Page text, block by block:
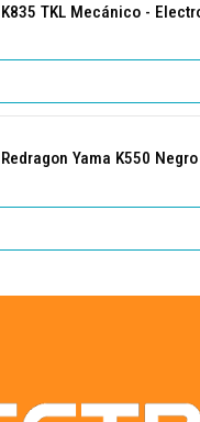
TKL Mecánico -
Yama K550